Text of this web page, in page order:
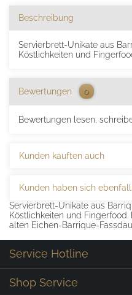
Beschreibung
Servierbrett-Unikate aus
Köstlichkeiten und
Bewertungen 0
Bewertungen lesen,
Kunden kauften auch
Kunden haben sich
Servierbrett-Unikate aus
Köstlichkeiten und
alten Eichen-Barrique-
Service Hotline
Shop Service